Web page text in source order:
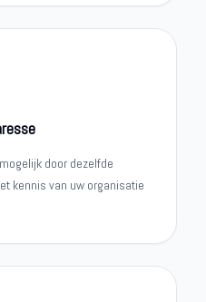
door dezelfde
kennis van uw organisatie